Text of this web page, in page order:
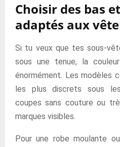
Choisir des bas
adaptés aux
Si tu veux que tes sous-
sous une tenue, la
énormément. Les modèles
les plus discrets sous
coupes sans couture ou
marques visibles.
Pour une robe moulante